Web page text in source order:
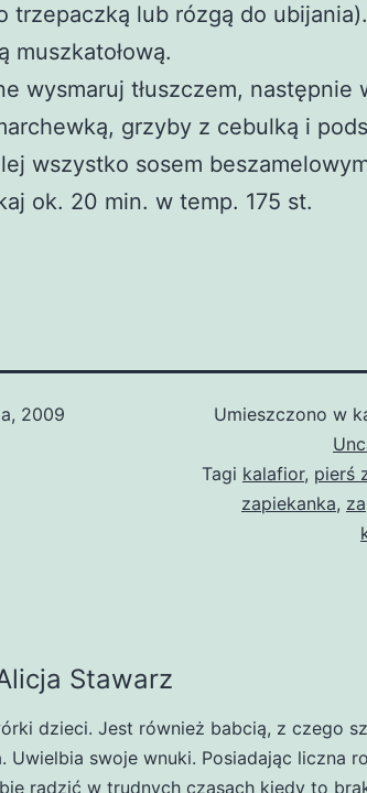
trzepaczką lub rózgą do
muszkatołową.
wysmaruj tłuszczem, następnie
grzyby z cebulką i
wszystko sosem
ok. 20 min. w temp. 175 st.
2009
Umieszczono w
Tagi kalafior, pierś
zapiekanka,
Stawarz
dzieci. Jest również babcią, z czego
Uwielbia swoje wnuki. Posiadając liczna
radzić w trudnych czasach kiedy to